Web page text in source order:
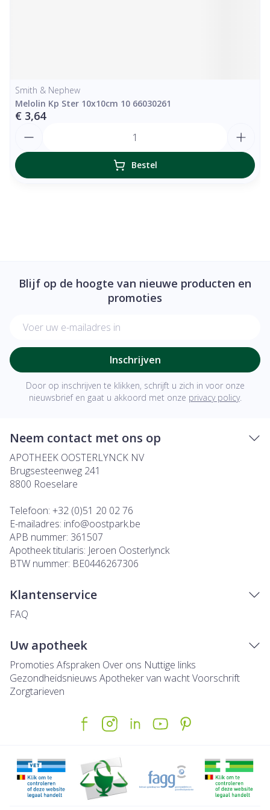
Smith & Nephew
Melolin Kp Ster 10x10cm 10 66030261
€ 3,64
Bestel
Blijf op de hoogte van nieuwe producten en
promoties
Inschrijven
Door op inschrijven te klikken, schrijft u zich in voor onze
nieuwsbrief en gaat u akkoord met onze privacy policy.
Neem contact met ons op
APOTHEEK OOSTERLYNCK NV
Brugsesteenweg 241
8800 Roeselare
Telefoon: +32 (0)51 20 02 76
E-mailadres: info@oostpark.be
APB nummer: 361507
Apotheek titularis: Jeroen Oosterlynck
BTW nummer: BE0446267306
Klantenservice
FAQ
Uw apotheek
Promoties Afspraken Over ons Nuttige links
Gezondheidsnieuws Apotheker van wachtVoorschrift
Zorgtarieven